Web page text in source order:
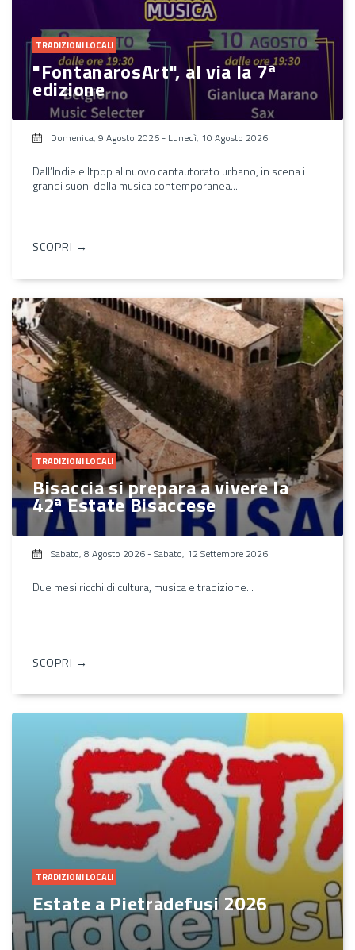
TRADIZIONI LOCALI
"FontanarosArt", al via la 7ª
edizione
Domenica, 9 Agosto 2026 - Lunedì, 10 Agosto 2026
Dall’Indie e Itpop al nuovo cantautorato urbano, in scena i
grandi suoni della musica contemporanea...
SCOPRI →
TRADIZIONI LOCALI
Bisaccia si prepara a vivere la
42ª Estate Bisaccese
Sabato, 8 Agosto 2026 -Sabato, 12 Settembre 2026
Due mesi ricchi di cultura, musica e tradizione...
SCOPRI →
TRADIZIONI LOCALI
Estate a Pietradefusi 2026